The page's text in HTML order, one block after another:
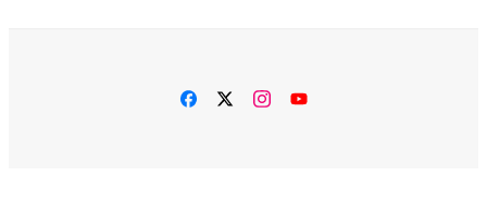
facebooktwitterinstagram
YouTube